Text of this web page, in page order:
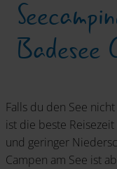
Badesee
Falls du den See
ist die beste
und geringer
Campen am See ist